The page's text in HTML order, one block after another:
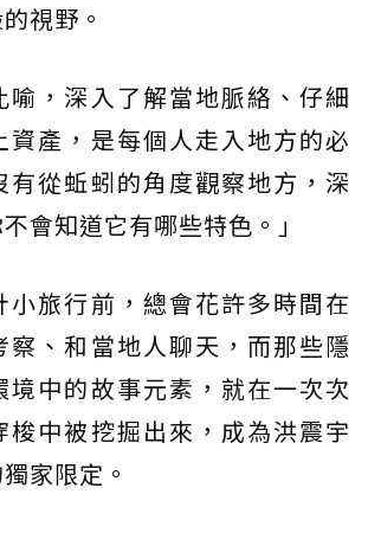
視野。
喻，深入了解當地脈絡、仔細
資產，是每個人走入地方的必
有從蚯蚓的角度觀察地方，深
會知道它有哪些特色。」
小旅行前，總會花許多時間在
察、和當地人聊天，而那些隱
境中的故事元素，就在一次次
梭中被挖掘出來，成為洪震宇
家限定。